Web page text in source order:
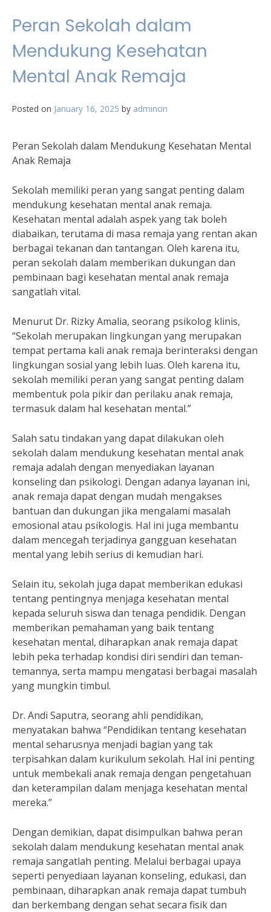
Peran Sekolah dalam
Mendukung Kesehatan
Mental Anak Remaja
Posted on January 16, 2025 by admincin
Peran Sekolah dalam Mendukung Kesehatan Mental
Anak Remaja
Sekolah memiliki peran yang sangat penting dalam
mendukung kesehatan mental anak remaja.
Kesehatan mental adalah aspek yang tak boleh
diabaikan, terutama di masa remaja yang rentan akan
berbagai tekanan dan tantangan. Oleh karena itu,
peran sekolah dalam memberikan dukungan dan
pembinaan bagi kesehatan mental anak remaja
sangatlah vital.
Menurut Dr. Rizky Amalia, seorang psikolog klinis,
“Sekolah merupakan lingkungan yang merupakan
tempat pertama kali anak remaja berinteraksi dengan
lingkungan sosial yang lebih luas. Oleh karena itu,
sekolah memiliki peran yang sangat penting dalam
membentuk pola pikir dan perilaku anak remaja,
termasuk dalam hal kesehatan mental.”
Salah satu tindakan yang dapat dilakukan oleh
sekolah dalam mendukung kesehatan mental anak
remaja adalah dengan menyediakan layanan
konseling dan psikologi. Dengan adanya layanan ini,
anak remaja dapat dengan mudah mengakses
bantuan dan dukungan jika mengalami masalah
emosional atau psikologis. Hal ini juga membantu
dalam mencegah terjadinya gangguan kesehatan
mental yang lebih serius di kemudian hari.
Selain itu, sekolah juga dapat memberikan edukasi
tentang pentingnya menjaga kesehatan mental
kepada seluruh siswa dan tenaga pendidik. Dengan
memberikan pemahaman yang baik tentang
kesehatan mental, diharapkan anak remaja dapat
lebih peka terhadap kondisi diri sendiri dan teman-
temannya, serta mampu mengatasi berbagai masalah
yang mungkin timbul.
Dr. Andi Saputra, seorang ahli pendidikan,
menyatakan bahwa “Pendidikan tentang kesehatan
mental seharusnya menjadi bagian yang tak
terpisahkan dalam kurikulum sekolah. Hal ini penting
untuk membekali anak remaja dengan pengetahuan
dan keterampilan dalam menjaga kesehatan mental
mereka.”
Dengan demikian, dapat disimpulkan bahwa peran
sekolah dalam mendukung kesehatan mental anak
remaja sangatlah penting. Melalui berbagai upaya
seperti penyediaan layanan konseling, edukasi, dan
pembinaan, diharapkan anak remaja dapat tumbuh
dan berkembang dengan sehat secara fisik dan